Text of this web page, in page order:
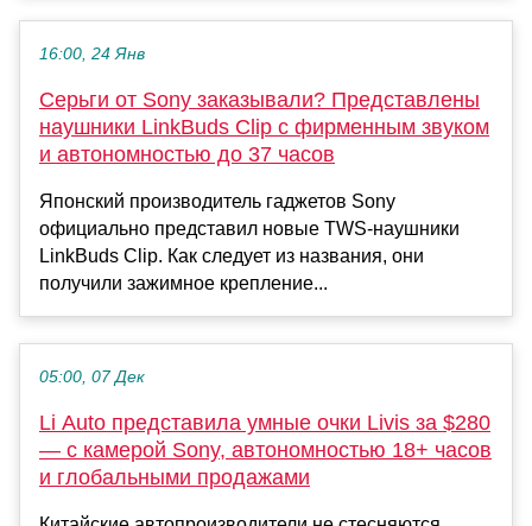
16:00, 24 Янв
Серьги от Sony заказывали? Представлены
наушники LinkBuds Clip с фирменным звуком
и автономностью до 37 часов
Японский производитель гаджетов Sony
официально представил новые TWS-наушники
LinkBuds Clip. Как следует из названия, они
получили зажимное крепление...
05:00, 07 Дек
Li Auto представила умные очки Livis за $280
— с камерой Sony, автономностью 18+ часов
и глобальными продажами